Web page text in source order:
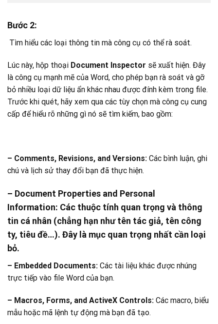
Bước 2:
Tìm hiểu các loại thông tin mà công cụ có thể rà soát.
Lúc này, hộp thoại Document Inspector sẽ xuất hiện. Đây
là công cụ mạnh mẽ của Word, cho phép bạn rà soát và gỡ
bỏ nhiều loại dữ liệu ẩn khác nhau được đính kèm trong file.
Trước khi quét, hãy xem qua các tùy chọn mà công cụ cung
cấp để hiểu rõ những gì nó sẽ tìm kiếm, bao gồm:
– Comments, Revisions, and Versions: Các bình luận, ghi
chú và lịch sử thay đổi bạn đã thực hiện.
– Document Properties and Personal
Information: Các thuộc tính quan trọng và thông
tin cá nhân (chẳng hạn như tên tác giả, tên công
ty, tiêu đề…). Đây là mục quan trọng nhất cần loại
bỏ.
– Embedded Documents: Các tài liệu khác được nhúng
trực tiếp vào file Word của bạn.
– Macros, Forms, and ActiveX Controls: Các macro, biểu
mẫu hoặc mã lệnh tự động mà bạn đã tạo.